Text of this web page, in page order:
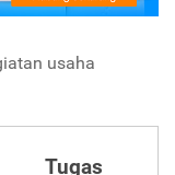
usaha
Tugas